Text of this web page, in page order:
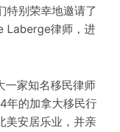
特别荣幸地邀请了
Laberge律师，进
家知名移民律师
年的加拿大移民行
美安居乐业，并亲